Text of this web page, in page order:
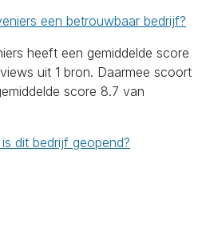
een betrouwbaar bedrijf?
heeft een gemiddelde score
uit 1 bron. Daarmee scoort
score 8.7 van
dit bedrijf geopend?